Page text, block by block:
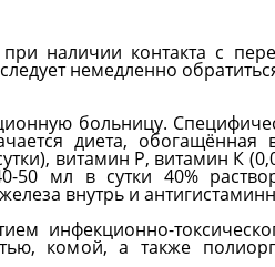
наличии контакта с
немедленно
больницу.
диета,
витамин Р, витамин К
50 мл в сутки 40%
внутрь и
инфекционно-
комой, а также